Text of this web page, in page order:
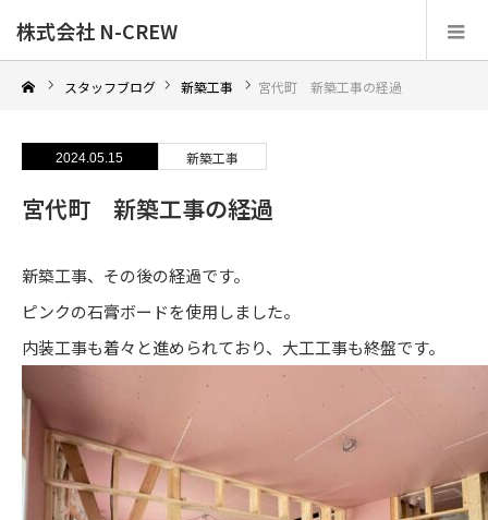
株式会社 N-CREW
スタッフブログ 新築工事 宮代町 新築工事の経過
2024.05.15 新築工事
宮代町 新築工事の経過
新築工事、その後の経過です。
ピンクの石膏ボードを使用しました。
内装工事も着々と進められており、大工工事も終盤です。